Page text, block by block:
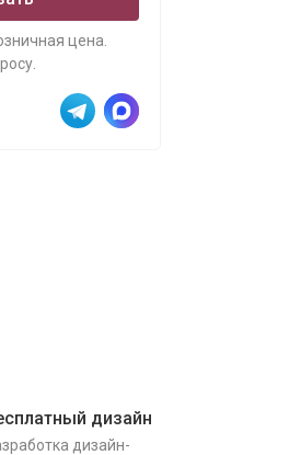
цена.
дизайн
дизайн-